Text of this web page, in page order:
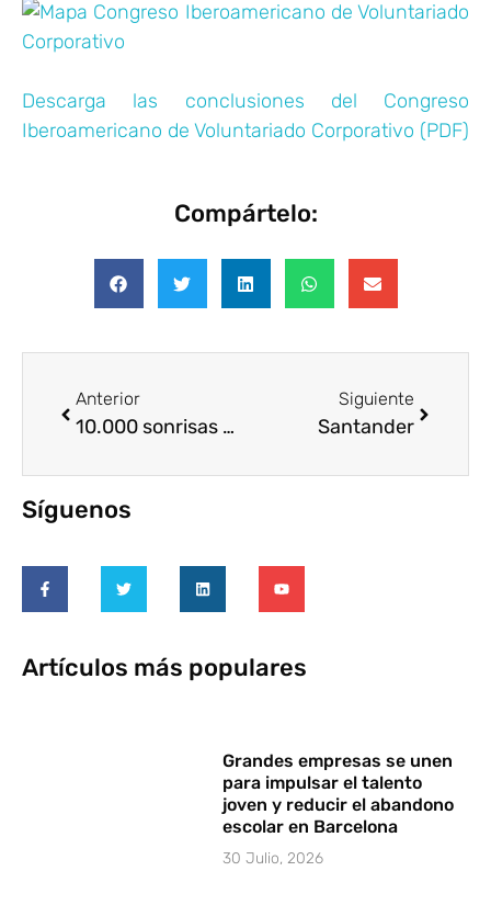
Descarga las conclusiones del Congreso
Iberoamericano de Voluntariado Corporativo (PDF)
Compártelo:
Anterior
10.000 sonrisas por Navidad, con la campaña de Cooperación Internacional ONG
Siguiente
Santander
Síguenos
Artículos más populares
Grandes empresas se unen
para impulsar el talento
joven y reducir el abandono
escolar en Barcelona
30 Julio, 2026